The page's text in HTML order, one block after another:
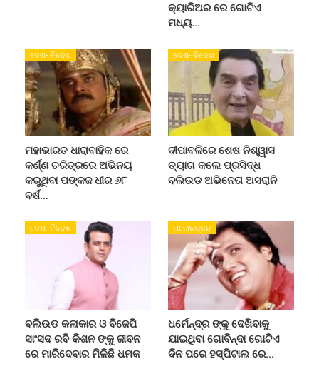
କ୍ୟାରିଅର ରେ ଗୋଟିଏ
ମଧ୍ୟ…
ଦେଶ- ବିଦେଶ
ମହାଭାରତ ଧାରାବାହିକ ରେ
କର୍ଣ୍ଣ ଚରିତ୍ରରେ ଅଭିନୟ
କରୁଥିବା ପଙ୍କଜ ଧୀର ୬୮
ବର୍ଷ…
ଦେଶ- ବିଦେଶ
ଦୀପାବଳିରେ ଶେଷ ନିଶ୍ୱାସ
ତ୍ୟାଗ କଲେ ପ୍ରସିଦ୍ଧ
ବଲିଉଡ ଅଭିନେତା ଅସରାନି
ଦେଶ- ବିଦେଶ
ବଲିଉଡ କଳାକାର ଓ ବିଜେପି
ସାଂସଦ ରବି କିଶନ ଙ୍କୁ ଜୀବନ
ରେ ମାରିଦେବାର ମିଳିଛି ଧମକ
ମନୋରଞ୍ଜନ
ଧର୍ମେନ୍ଦ୍ର ଙ୍କୁ ଦେଖିବାକୁ
ଯାଇଥିବା ଗୋବିନ୍ଦା ଗୋଟିଏ
ଦିନ ପରେ ହସ୍ପିଟାଲ ରେ…